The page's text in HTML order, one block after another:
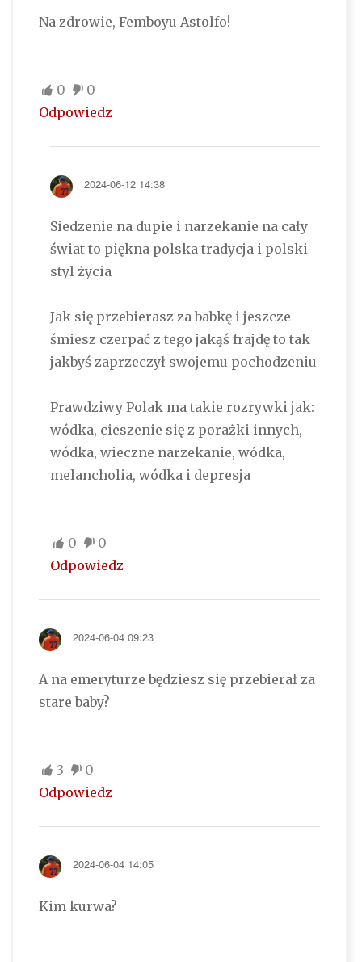
Na zdrowie, Femboyu Astolfo!
0
0
Odpowiedz
2024-06-12 14:38
Siedzenie na dupie i narzekanie na cały
świat to piękna polska tradycja i polski
styl życia
Jak się przebierasz za babkę i jeszcze
śmiesz czerpać z tego jakąś frajdę to tak
jakbyś zaprzeczył swojemu pochodzeniu
Prawdziwy Polak ma takie rozrywki jak:
wódka, cieszenie się z porażki innych,
wódka, wieczne narzekanie, wódka,
melancholia, wódka i depresja
0
0
Odpowiedz
2024-06-04 09:23
A na emeryturze będziesz się przebierał za
stare baby?
3
0
Odpowiedz
2024-06-04 14:05
Kim kurwa?